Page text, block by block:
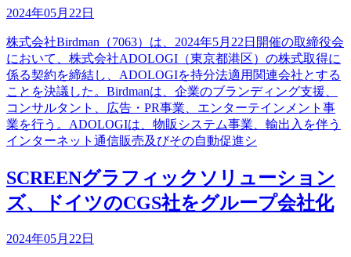
2024年05月22日
株式会社Birdman（7063）は、2024年5月22日開催の取締役会
において、株式会社ADOLOGI（東京都港区）の株式取得に
係る契約を締結し、ADOLOGIを持分法適用関連会社とする
ことを決議した。Birdmanは、企業のブランディング支援、
コンサルタント、広告・PR事業、エンターテインメント事
業を行う。ADOLOGIは、物販システム事業、輸出入を伴う
インターネット通信販売及びその自動促進シ
SCREENグラフィックソリューション
ズ、ドイツのCGS社をグループ会社化
2024年05月22日